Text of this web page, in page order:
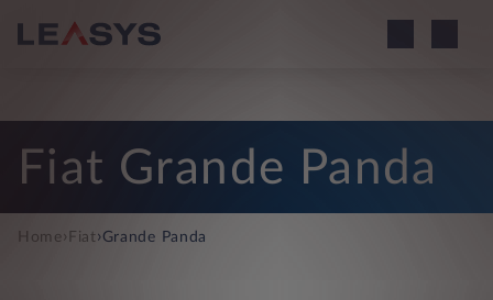
Fiat Grande Panda
Home› Fiat ›Grande Panda